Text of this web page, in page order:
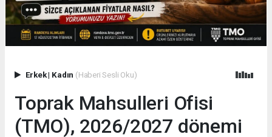
Erkek| Kadın (Haberi Sesli Oku)
Toprak Mahsulleri Ofisi
(TMO), 2026/2027 dönemi